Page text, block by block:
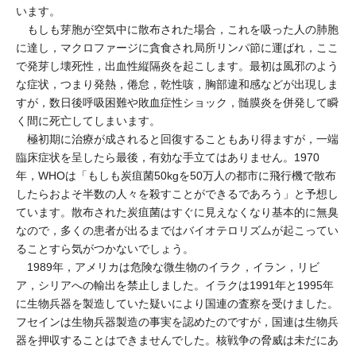
います。
もしも芽胞が空気中に散布された場合，これを吸った人の肺胞
に達し，マクロファージに貪食され局所リンパ節に運ばれ，ここ
で発芽し壊死性，出血性縦隔炎を起こします。最初は風邪のよう
な症状，つまり発熱，倦怠，乾性咳，胸部違和感などが出現しま
すが，数日後呼吸困難や敗血症性ショック，髄膜炎を併発して瞬
く間に死亡してしまいます。
極初期に治療が成されると回復することもあり得ますが，一端
臨床症状を呈したら最後，有効な手立てはありません。1970
年，WHOは「もしも炭疽菌50kgを50万人の都市に飛行機で散布
したらおよそ半数の人々を殺すことができるであろう」と予想し
ています。散布された炭疽菌はすぐに見えなくなり基本的に無臭
なので，多くの患者が出るまではバイオテロリズムが起こってい
ることすら気がつかないでしょう。
1989年，アメリカは危険な微生物のイラク，イラン，リビ
ア，シリアへの輸出を禁止しました。イラクは1991年と1995年
に生物兵器を製造していた疑いにより国連の査察を受けました。
フセインは生物兵器製造の事実を認めたのですが，国連は生物兵
器を押収することはできませんでした。核戦争の脅威は未だにあ